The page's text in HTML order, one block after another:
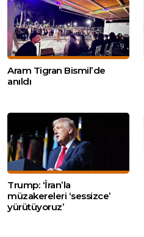
Aram Tigran Bismil’de
anıldı
Trump: ‘İran’la
müzakereleri ‘sessizce’
yürütüyoruz’